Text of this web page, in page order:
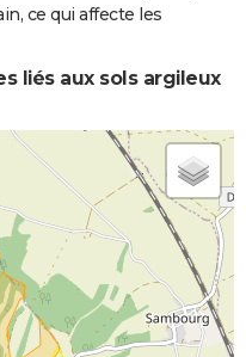
ce qui affecte les
liés aux sols argileux